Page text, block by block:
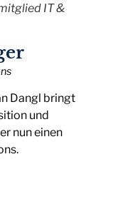
IT &
Dangl bringt
und
nun einen